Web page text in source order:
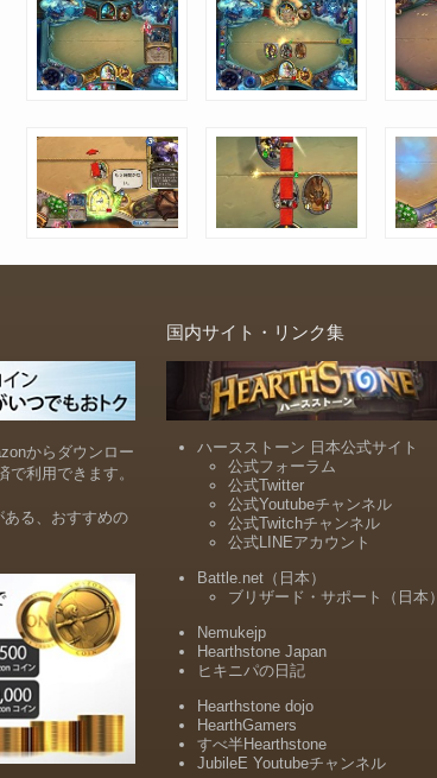
からダウンロー
で利用できます。
る、おすすめの
国内サイト・リンク集
ハースストーン 日本公式サイト
公式フォーラム
公式Twitter
公式Youtubeチャンネル
公式Twitchチャンネル
公式LINEアカウント
Battle.net（日本）
ブリザード・サポート（日本）
Nemukejp
Hearthstone Japan
ヒキニパの日記
Hearthstone dojo
HearthGamers
すべ半Hearthstone
JubileE Youtubeチャンネル